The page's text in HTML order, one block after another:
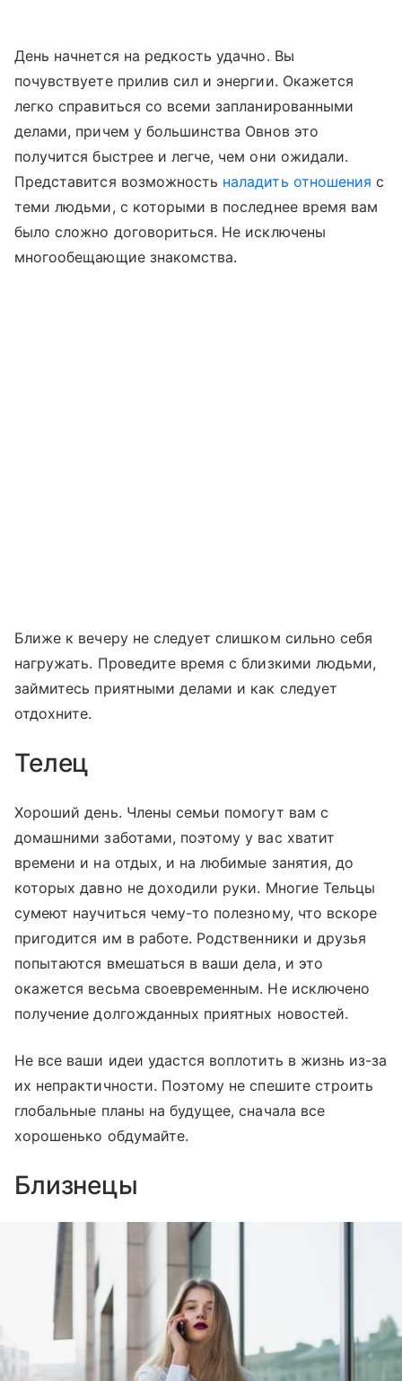
День начнется на редкость удачно. Вы
почувствуете прилив сил и энергии. Окажется
легко справиться со всеми запланированными
делами, причем у большинства Овнов это
получится быстрее и легче, чем они ожидали.
Представится возможность наладить отношения с
теми людьми, с которыми в последнее время вам
было сложно договориться. Не исключены
многообещающие знакомства.
Ближе к вечеру не следует слишком сильно себя
нагружать. Проведите время с близкими людьми,
займитесь приятными делами и как следует
отдохните.
Телец
Хороший день. Члены семьи помогут вам с
домашними заботами, поэтому у вас хватит
времени и на отдых, и на любимые занятия, до
которых давно не доходили руки. Многие Тельцы
сумеют научиться чему-то полезному, что вскоре
пригодится им в работе. Родственники и друзья
попытаются вмешаться в ваши дела, и это
окажется весьма своевременным. Не исключено
получение долгожданных приятных новостей.
Не все ваши идеи удастся воплотить в жизнь из-за
их непрактичности. Поэтому не спешите строить
глобальные планы на будущее, сначала все
хорошенько обдумайте.
Близнецы